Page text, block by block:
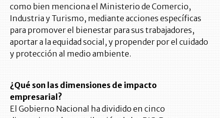
como bien menciona el Ministerio de Comercio,
Industria y Turismo, mediante acciones específicas
para promover el bienestar para sus trabajadores,
aportar a la equidad social, y propender por el cuidado
y protección al medio ambiente.
¿Qué son las dimensiones de impacto
empresarial?
El Gobierno Nacional ha dividido en cinco